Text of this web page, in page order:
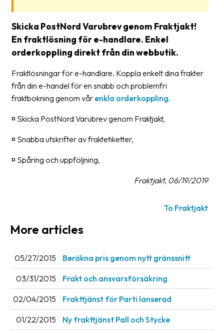
Help?
FAQ
Glossary
Packing
Shipping
settings
terms
Manuals
Downloads
Barcode
scanner
Skicka PostNord Varubrev genom Fraktjakt!
En fraktlösning för e-handlare. Enkel
orderkoppling direkt från din webbutik.
Fraktlösningar för e-handlare. Koppla enkelt dina frakter
från din e-handel för en snabb och problemfri
fraktbokning genom vår enkla orderkoppling.
¤ Skicka PostNord Varubrev genom Fraktjakt,
¤ Snabba utskrifter av fraktetiketter,
¤ Spåring och uppföljning,
Fraktjakt, 06/19/2019
To Fraktjakt
More articles
05/27/2015 Beräkna pris genom nytt gränssnitt
03/31/2015 Frakt och ansvarsförsäkring
02/04/2015 Frakttjänst för Parti lanserad
01/22/2015 Ny frakttjänst Pall och Stycke